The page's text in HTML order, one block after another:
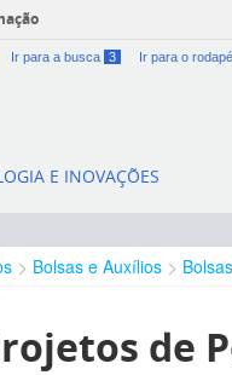
Ir para a busca 3 Ir para o rodapé
E INOVAÇÕES
Bolsas e Auxílios
de